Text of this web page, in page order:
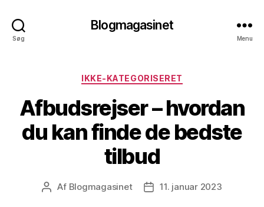
Søg
Blogmagasinet
Menu
Kategorier
IKKE-KATEGORISERET
Afbudsrejser – hvordan
du kan finde de bedste
tilbud
Indlægsforfatter
Af Blogmagasinet Indlægsdato
11. januar 2023